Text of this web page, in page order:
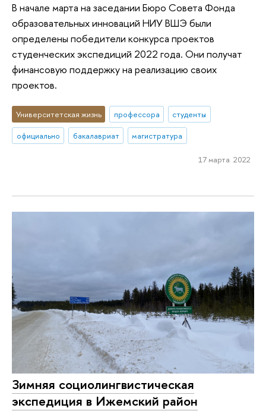
В начале марта на заседании Бюро Совета Фонда
образовательных инноваций НИУ ВШЭ были
определены победители конкурса проектов
студенческих экспедиций 2022 года. Они получат
финансовую поддержку на реализацию своих
проектов.
Университетская жизнь профессора
студенты
официально
бакалавриат магистратура
17 марта 2022
Зимняя социолингвистическая
экспедиция в Ижемский район